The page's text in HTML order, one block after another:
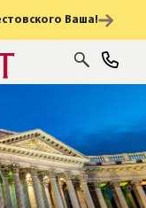
Ваша!